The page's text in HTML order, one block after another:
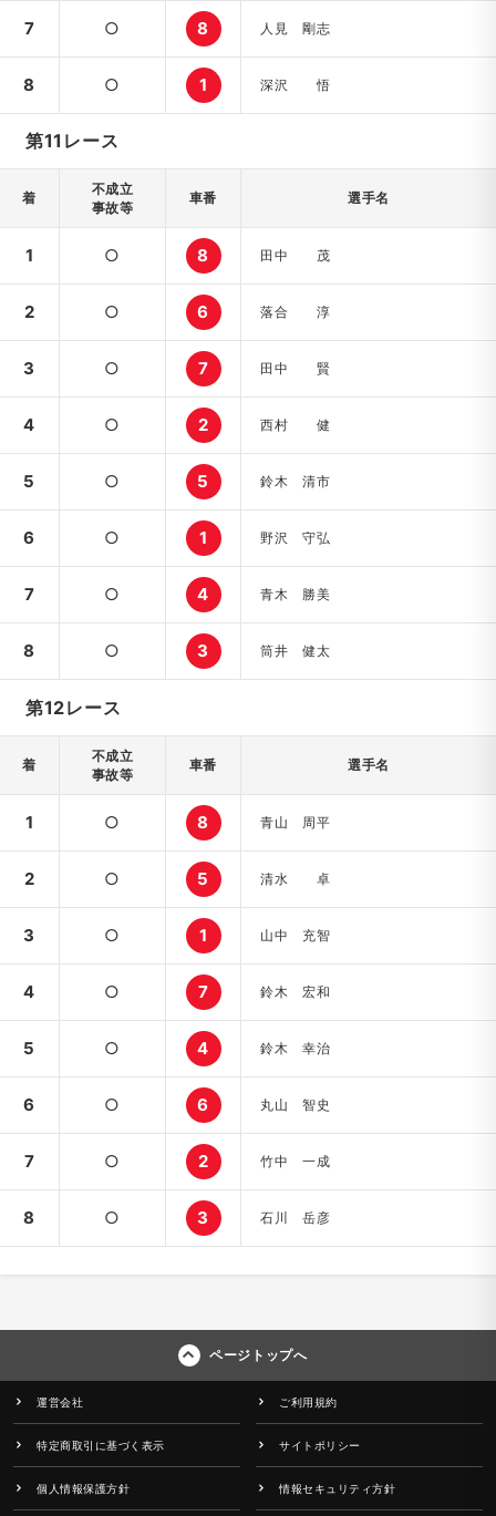
7 ○ 8 人見 剛志
8 ○ 1 深沢 悟
第11レース
着
不成立
事故等
車番 選手名
1 ○ 8 田中 茂
2 ○ 6 落合 淳
3 ○ 7 田中 賢
4 ○ 2 西村 健
5 ○ 5 鈴木 清市
6 ○ 1 野沢 守弘
7 ○ 4 青木 勝美
8 ○ 3 筒井 健太
第12レース
着
不成立
事故等
車番 選手名
1 ○ 8 青山 周平
2 ○ 5 清水 卓
3 ○ 1 山中 充智
4 ○ 7 鈴木 宏和
5 ○ 4 鈴木 幸治
6 ○ 6 丸山 智史
7 ○ 2 竹中 一成
8 ○ 3 石川 岳彦
ページトップへ
運営会社 ご利用規約
特定商取引に基づく表示 サイトポリシー
個人情報保護方針 情報セキュリティ方針